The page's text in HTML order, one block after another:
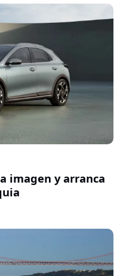
imagen y arranca